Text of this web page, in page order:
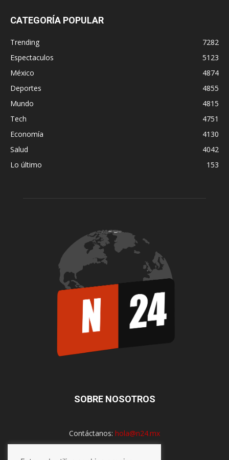
CATEGORÍA POPULAR
Trending
7282
Espectaculos
5123
México
4874
Deportes
4855
Mundo
4815
Tech
4751
Economía
4130
Salud
4042
Lo último
153
SOBRE NOSOTROS
Contáctanos: hola@n24.mx